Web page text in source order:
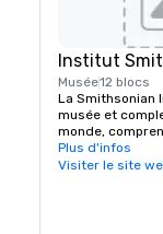
Institut
Musée12 blocs
La Smithsonian
musée et
monde,
ainsi que le
Plus d'infos
Visiter le site